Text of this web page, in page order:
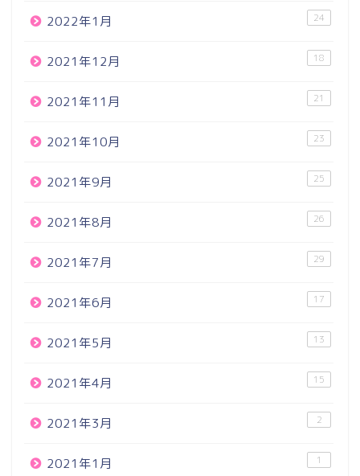
2022年1月 24
2021年12月 18
2021年11月 21
2021年10月 23
2021年9月 25
2021年8月 26
2021年7月 29
2021年6月 17
2021年5月 13
2021年4月 15
2021年3月 2
2021年1月 1